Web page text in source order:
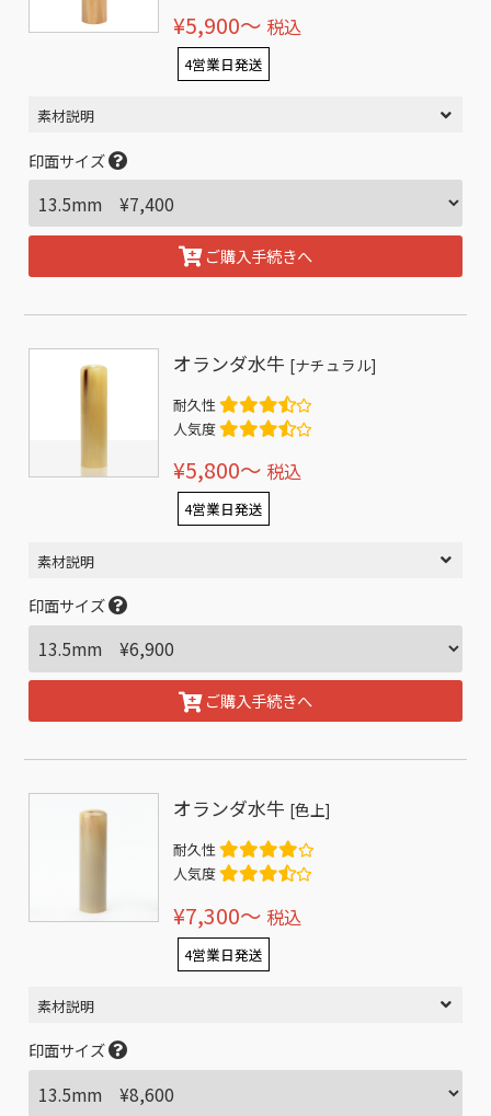
¥5,900〜 税込
4営業日発送
素材説明
印面サイズ
ご購入手続きへ
オランダ水牛 [ナチュラル]
耐久性
人気度
¥5,800〜 税込
4営業日発送
素材説明
印面サイズ
ご購入手続きへ
オランダ水牛 [色上]
耐久性
人気度
¥7,300〜 税込
4営業日発送
素材説明
印面サイズ